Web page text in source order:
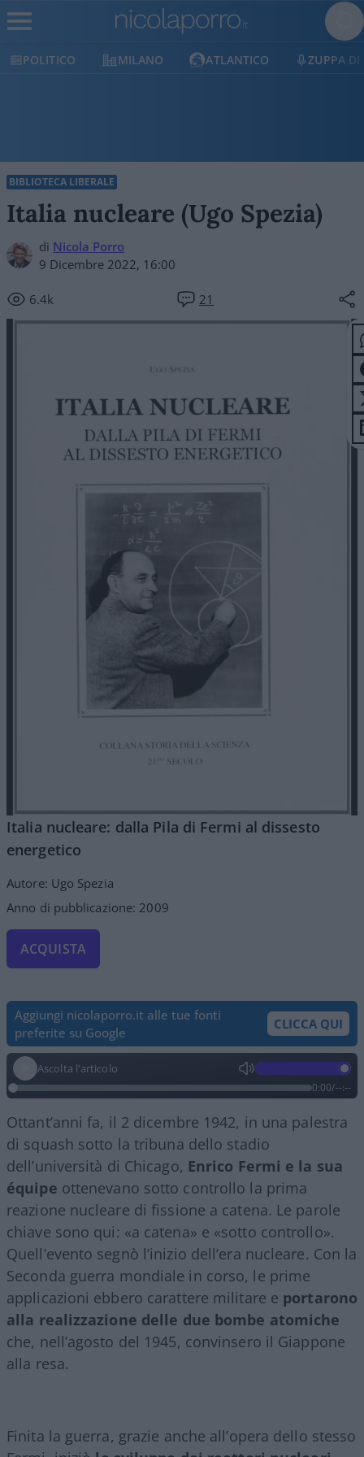
MILANO ATLANTICO ZUPPA DI PORRO
BIBLIOTECA LIBERALE
Italia nucleare (Ugo Spezia)
di Nicola Porro
9 Dicembre 2022, 16:00
6.4k 21
Italia nucleare: dalla Pila di Fermi al dissesto
energetico
Autore: Ugo Spezia
Anno di pubblicazione: 2009
ACQUISTA
Aggiungi nicolaporro.it alle tue fonti
preferite su Google
CLICCA QUI
Ascolta l'articolo
0:00/--:--
Ottant’anni fa, il 2 dicembre 1942, in una palestra
di squash sotto la tribuna dello stadio
dell’università di Chicago, Enrico Fermi e la sua
équipe ottenevano sotto controllo la prima
reazione nucleare di fissione a catena. Le parole
chiave sono qui: «a catena» e «sotto controllo».
Quell’evento segnò l’inizio dell’era nucleare. Con la
Seconda guerra mondiale in corso, le prime
applicazioni ebbero carattere militare e portarono
alla realizzazione delle due bombe atomiche
che, nell’agosto del 1945, convinsero il Giappone
alla resa.
Finita la guerra, grazie anche all’opera dello stesso